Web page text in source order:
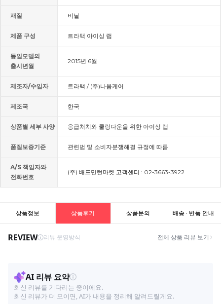
재질 비닐
제품 구성 트라택 아이싱 랩
동일모델의
출시년월
2015년 6월
제조자/수입자 트라택 / (주)나음케어
제조국 한국
상품별 세부 사양 응급처치와 쿨링다운을 위한 아이싱 랩
품질보증기준 관련법 및 소비자분쟁해결 규정에 따름
A/S 책임자와
전화번호
(주) 배드민턴마켓 고객센터 : 02-3663-3922
상품정보 상품후기 상품문의 배송 · 반품 안내